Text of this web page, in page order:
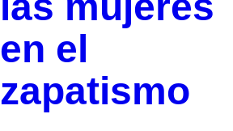
en el
zapatismo